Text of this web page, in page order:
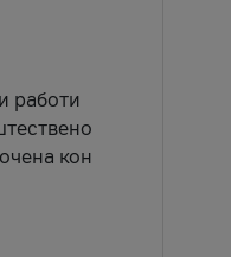
работи
кон